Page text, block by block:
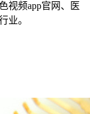
视频app官网、医
业。